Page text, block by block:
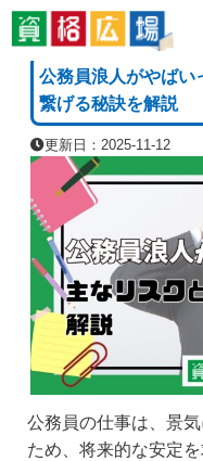
資格広場≫ 公務員系≫公務員
[PR]
公務員浪人がやばい
繋げる秘訣を解説
更新日：2025-11-12
公務員の仕事は、景
ため、将来的な安定